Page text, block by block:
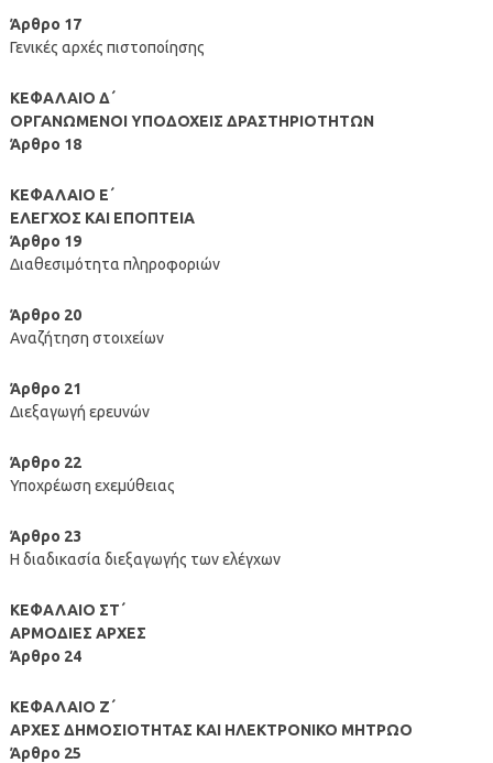
Άρθρο 17
Γενικές αρχές πιστοποίησης
ΚΕΦΑΛΑΙΟ Δ΄
ΟΡΓΑΝΩΜΕΝΟΙ ΥΠΟΔΟΧΕΙΣ ΔΡΑΣΤΗΡΙΟΤΗΤΩΝ
Άρθρο 18
ΚΕΦΑΛΑΙΟ Ε΄
ΕΛΕΓΧΟΣ ΚΑΙ ΕΠΟΠΤΕΙΑ
Άρθρο 19
Διαθεσιμότητα πληροφοριών
Άρθρο 20
Αναζήτηση στοιχείων
Άρθρο 21
Διεξαγωγή ερευνών
Άρθρο 22
Υποχρέωση εχεμύθειας
Άρθρο 23
Η διαδικασία διεξαγωγής των ελέγχων
ΚΕΦΑΛΑΙΟ ΣΤ΄
ΑΡΜΟΔΙΕΣ ΑΡΧΕΣ
Άρθρο 24
ΚΕΦΑΛΑΙΟ Ζ΄
ΑΡΧΕΣ ΔΗΜΟΣΙΟΤΗΤΑΣ ΚΑΙ ΗΛΕΚΤΡΟΝΙΚΟ ΜΗΤΡΩΟ
Άρθρο 25